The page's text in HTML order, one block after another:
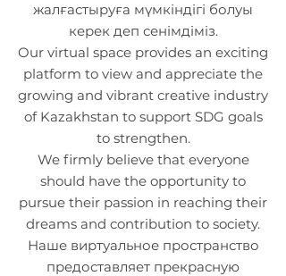
жалғастыруға мүмкіндігі болуы
керек деп сенімдіміз.
Our virtual space provides an exciting
platform to view and appreciate the
growing and vibrant creative industry
of Kazakhstan to support SDG goals
to strengthen.
We firmly believe that everyone
should have the opportunity to
pursue their passion in reaching their
dreams and contribution to society.
Наше виртуальное пространство
предоставляет прекрасную